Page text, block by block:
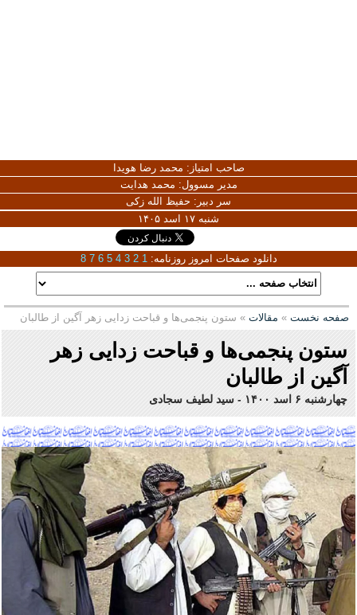
صاحب امتیاز: محمد رضا هویدا
مدیر مسوول: محمد هدایت
سر دبیر: حفیظ الله زکی
شنبه ۱۷ اسد ۱۴۰۵
دانلود صفحات امروز روزنامه: 1
2
3
4
5
6
7
8
صفحه نخست » مقالات » ستون پنجمی‌ها و قباحت زدایی زهر آگین از طالبان
ستون پنجمی‌ها و قباحت زدایی زهر
آگین از طالبان
چهارشنبه ۶ اسد ۱۴۰۰ - سید لطیف سجادی